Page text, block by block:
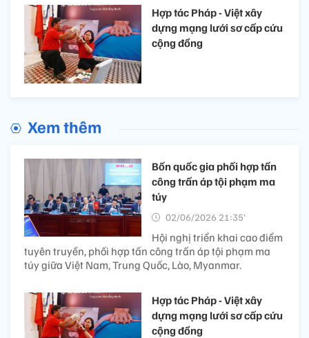
Hợp tác Pháp - Việt xây
dựng mạng lưới sơ cấp cứu
cộng đồng
Xem thêm
Bốn quốc gia phối hợp tấn
công trấn áp tội phạm ma
túy
02/06/2026 21:35’
Hội nghị triển khai cao điểm
tuyên truyền, phối hợp tấn công trấn áp tội phạm ma
túy giữa Việt Nam, Trung Quốc, Lào, Myanmar.
Hợp tác Pháp - Việt xây
dựng mạng lưới sơ cấp cứu
cộng đồng